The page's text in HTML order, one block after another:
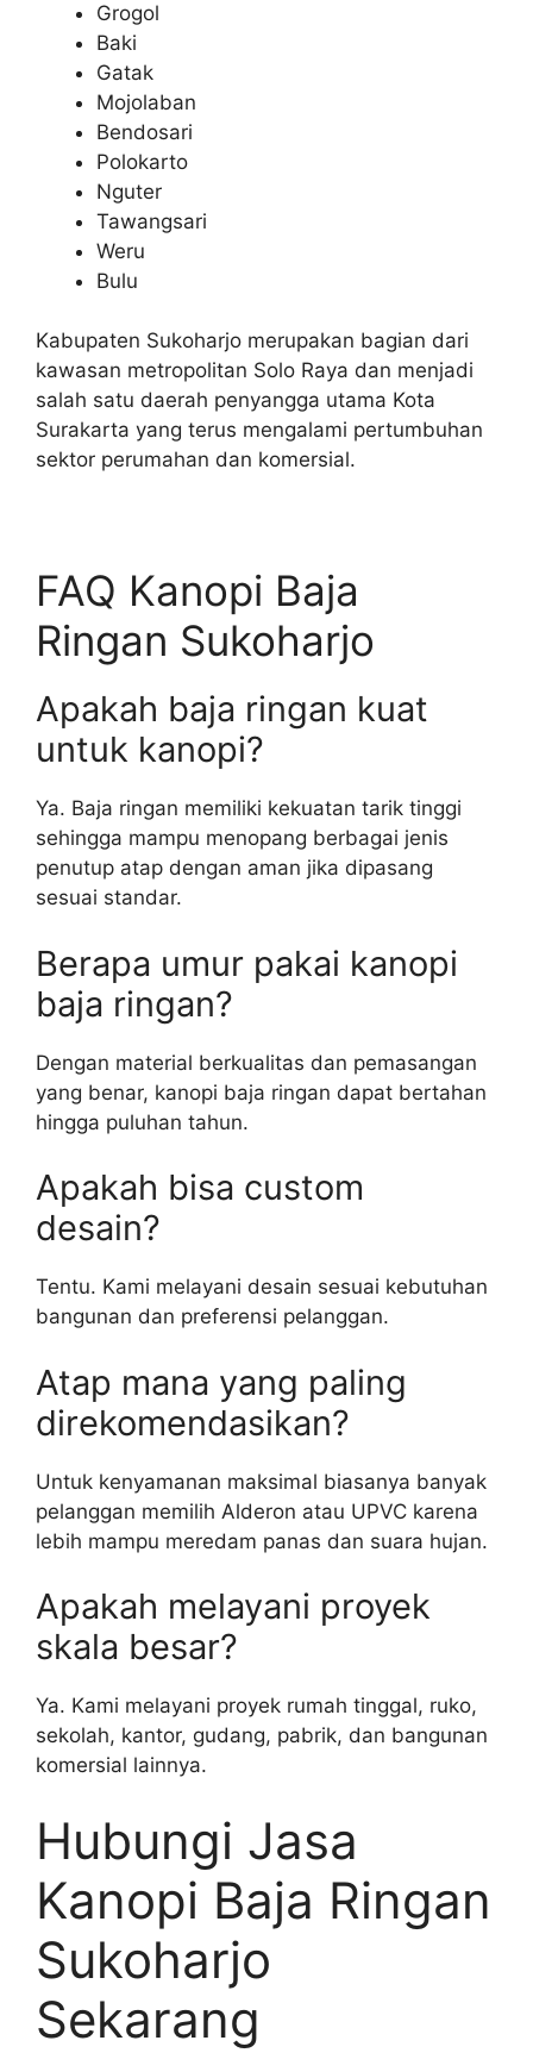
Grogol
Baki
Gatak
Mojolaban
Bendosari
Polokarto
Nguter
Tawangsari
Weru
Bulu
Kabupaten Sukoharjo merupakan bagian dari
kawasan metropolitan Solo Raya dan menjadi
salah satu daerah penyangga utama Kota
Surakarta yang terus mengalami pertumbuhan
sektor perumahan dan komersial.
FAQ Kanopi Baja
Ringan Sukoharjo
Apakah baja ringan kuat
untuk kanopi?
Ya. Baja ringan memiliki kekuatan tarik tinggi
sehingga mampu menopang berbagai jenis
penutup atap dengan aman jika dipasang
sesuai standar.
Berapa umur pakai kanopi
baja ringan?
Dengan material berkualitas dan pemasangan
yang benar, kanopi baja ringan dapat bertahan
hingga puluhan tahun.
Apakah bisa custom
desain?
Tentu. Kami melayani desain sesuai kebutuhan
bangunan dan preferensi pelanggan.
Atap mana yang paling
direkomendasikan?
Untuk kenyamanan maksimal biasanya banyak
pelanggan memilih Alderon atau UPVC karena
lebih mampu meredam panas dan suara hujan.
Apakah melayani proyek
skala besar?
Ya. Kami melayani proyek rumah tinggal, ruko,
sekolah, kantor, gudang, pabrik, dan bangunan
komersial lainnya.
Hubungi Jasa
Kanopi Baja Ringan
Sukoharjo
Sekarang